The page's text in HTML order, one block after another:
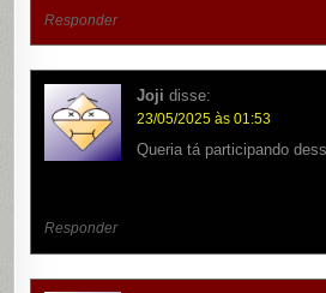
Responder
Joji disse:
23/05/2025 às 01:53
Queria tá participando
Responder